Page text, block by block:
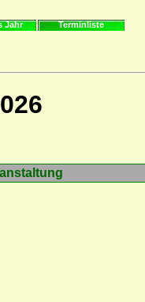
Jahr
Terminliste